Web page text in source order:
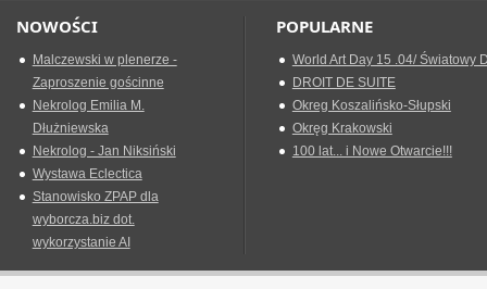
NOWOŚCI
Malczewski w plenerze -
Zaproszenie gościnne
Nekrolog Emilia M.
Dłużniewska
Nekrolog - Jan Niksiński
Wystawa Eclectica
Stanowisko ZPAP dla
wyborcza.biz dot.
wykorzystanie AI
POPULARNE
World Art Day 15 .04/ Światowy
DROIT DE SUITE
Okreg Koszalińsko-Słupski
Okręg Krakowski
100 lat... i Nowe Otwarcie!!!